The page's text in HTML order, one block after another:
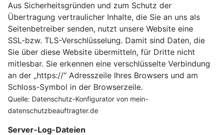
Aus Sicherheitsgründen und zum Schutz der
Übertragung vertraulicher Inhalte, die Sie an uns als
Seitenbetreiber senden, nutzt unsere Website eine
SSL-bzw. TLS-Verschlüsselung. Damit sind Daten, die
Sie über diese Website übermitteln, für Dritte nicht
mitlesbar. Sie erkennen eine verschlüsselte Verbindung
an der „https://“ Adresszeile Ihres Browsers und am
Schloss-Symbol in der Browserzeile.
Quelle: Datenschutz-Konfigurator von mein-
datenschutzbeauftragter.de
Server-Log-Dateien